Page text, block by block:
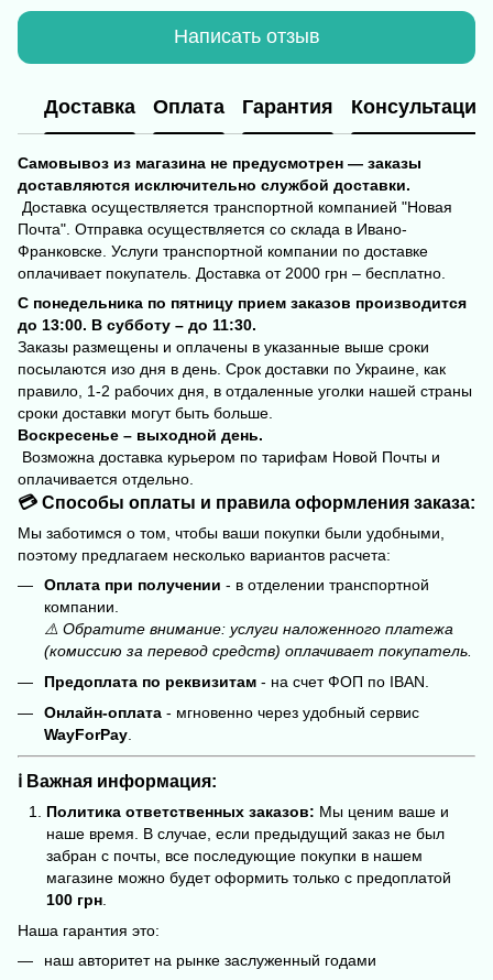
Написать отзыв
Доставка Оплата Гарантия Консультация
Самовывоз из магазина не предусмотрен — заказы
доставляются исключительно службой доставки.
Доставка осуществляется транспортной компанией "Новая
Почта". Отправка осуществляется со склада в Ивано-
Франковске. Услуги транспортной компании по доставке
оплачивает покупатель. Доставка от 2000 грн – бесплатно.
С понедельника по пятницу прием заказов производится
до 13:00. В субботу – до 11:30.
Заказы размещены и оплачены в указанные выше сроки
посылаются изо дня в день. Срок доставки по Украине, как
правило, 1-2 рабочих дня, в отдаленные уголки нашей страны
сроки доставки могут быть больше.
Воскресенье – выходной день.
Возможна доставка курьером по тарифам Новой Почты и
оплачивается отдельно.
💳 Способы оплаты и правила оформления заказа:
Мы заботимся о том, чтобы ваши покупки были удобными,
поэтому предлагаем несколько вариантов расчета:
Оплата при получении - в отделении транспортной
компании.
⚠️ Обратите внимание: услуги наложенного платежа
(комиссию за перевод средств) оплачивает покупатель.
Предоплата по реквизитам - на счет ФОП по IBAN.
Онлайн-оплата - мгновенно через удобный сервис
WayForPay.
ℹ️ Важная информация:
Политика ответственных заказов: Мы ценим ваше и
наше время. В случае, если предыдущий заказ не был
забран с почты, все последующие покупки в нашем
магазине можно будет оформить только с предоплатой
100 грн
Наша гарантия это:
наш авторитет на рынке заслуженный годами